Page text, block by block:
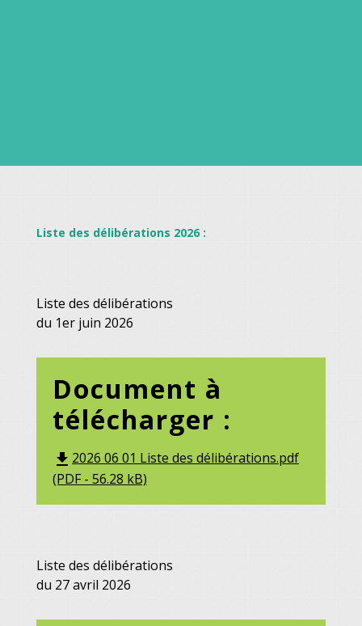
Liste des délibérations 2026 :
Liste des délibérations
du 1er juin 2026
Document à
télécharger :
file_download 2026 06 01 Liste des délibérations.pdf
(PDF - 56.28 kB)
Liste des délibérations
du 27 avril 2026